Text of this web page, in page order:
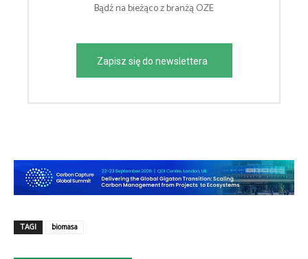
Bądź na bieżąco z branżą OZE
Zapisz się do newslettera
TAGI biomasa